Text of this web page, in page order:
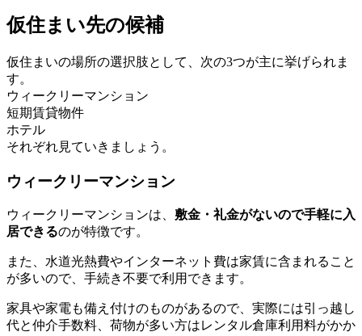
仮住まい先の候補
仮住まいの場所の選択肢として、次の3つが主に挙げられま
す。
ウィークリーマンション
短期賃貸物件
ホテル
それぞれ見ていきましょう。
ウィークリーマンション
ウィークリーマンションは、 敷金・礼金がないので手軽に入
居できるのが特徴です。
また、水道光熱費やインターネット費は家賃に含まれること
が多いので、手続き不要で利用できます。
家具や家電も備え付けのものがあるので、実際には引っ越し
代と仲介手数料、荷物が多い方はレンタル倉庫利用料がかか